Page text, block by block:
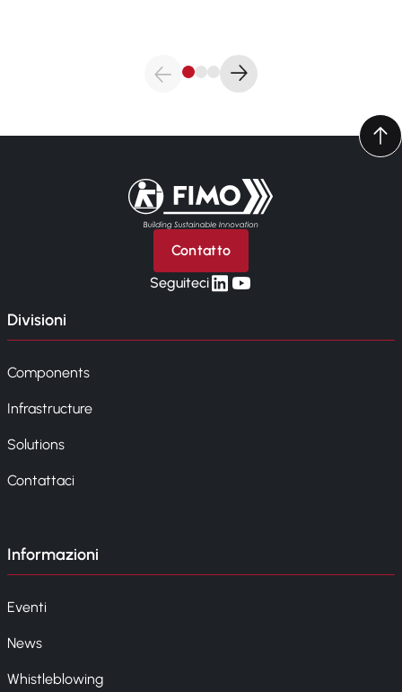
Torna alla pagina iniziale
Contatto
Seguitecilinkedin
yt
Divisioni
Components
Infrastructure
Solutions
Contattaci
Informazioni
Eventi
News
Whistleblowing